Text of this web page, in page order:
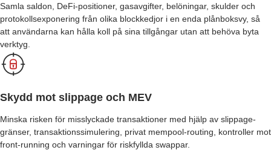
Samla saldon, DeFi-positioner, gasavgifter, belöningar, skulder och
protokollsexponering från olika blockkedjor i en enda plånboksvy, så
att användarna kan hålla koll på sina tillgångar utan att behöva byta
verktyg.
Skydd mot slippage och MEV
Minska risken för misslyckade transaktioner med hjälp av slippage-
gränser, transaktionssimulering, privat mempool-routing, kontroller mot
front-running och varningar för riskfyllda swappar.